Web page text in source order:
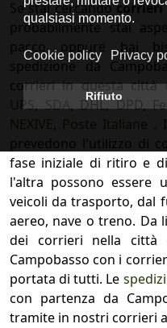
Se stai cercandocorrieri
probabilmente stai
pacco oppure hai
spedizione da
corrieri in questa città
UPS,SDA, DHL, DPD,
NEXIVE, Poste Italiane .
prevedono l'utilizzo di
fase iniziale di ritiro e
l'altra possono essere
veicoli da trasporto, dal
aereo, nave o treno. Da
dei corrieri nella città
Campobasso con i
portata di tutti. Le
con partenza da
tramite in nostri corrieri